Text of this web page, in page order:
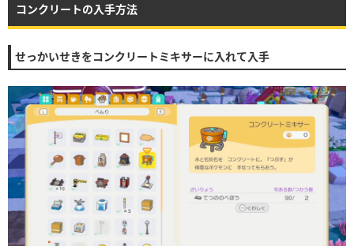
コンクリートの入手方法
せっかいせきをコンクリートミキサーに入れて入手